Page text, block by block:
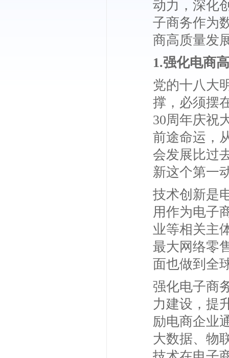
动力，深化
子商务作为
商高质量发
1.强化电商
党的十八大
撑，必须摆
30周年庆祝
前途命运，
会发展比过
新这个第一
技术创新是
用作为电子
业等相关主
最大网络零
面也做到全
强化电子商
力建设，提
励电商企业
大数据、物